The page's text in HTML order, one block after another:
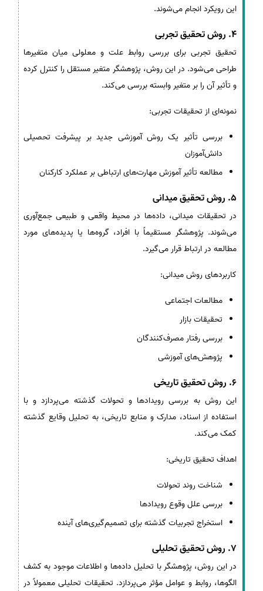
این رویکرد انجام می‌شوند.
4. روش تحقیق تجربی
تحقیق تجربی برای بررسی روابط علت و معلولی میان متغیرها
طراحی می‌شود. در این روش، پژوهشگر متغیر مستقل را کنترل کرده
و تأثیر آن را بر متغیر وابسته بررسی می‌کند.
نمونه‌ای از تحقیقات تجربی:
بررسی تأثیر یک روش آموزشی جدید بر پیشرفت تحصیلی
دانش‌آموزان
مطالعه تأثیر آموزش مهارت‌های ارتباطی بر عملکرد کارکنان
5. روش تحقیق میدانی
در تحقیقات میدانی، داده‌ها در محیط واقعی و طبیعی جمع‌آوری
می‌شوند. پژوهشگر مستقیماً با افراد، گروه‌ها یا پدیده‌های مورد
مطالعه در ارتباط قرار می‌گیرد.
کاربردهای روش میدانی:
مطالعات اجتماعی
تحقیقات بازار
بررسی رفتار مصرف‌کنندگان
پژوهش‌های آموزشی
6. روش تحقیق تاریخی
این روش به بررسی رویدادها و تحولات گذشته می‌پردازد و با
استفاده از اسناد، مدارک و منابع تاریخی، به تحلیل وقایع گذشته
کمک می‌کند.
اهداف تحقیق تاریخی:
شناخت روند تحولات
بررسی علل وقوع رویدادها
استخراج تجربیات گذشته برای تصمیم‌گیری‌های آینده
7. روش تحقیق تحلیلی
در این روش، پژوهشگر با تحلیل داده‌ها و اطلاعات موجود به کشف
الگوها، روابط و عوامل مؤثر می‌پردازد. تحقیقات تحلیلی معمولاً در